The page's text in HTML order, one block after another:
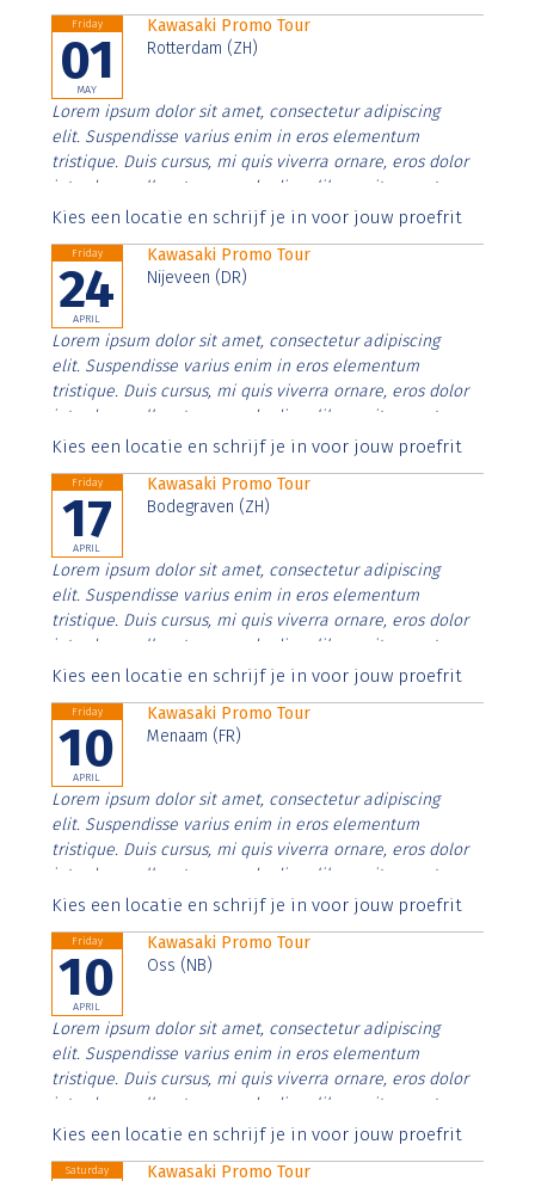
Friday
01
MAY
Kawasaki Promo Tour
Rotterdam (ZH)
Lorem ipsum dolor sit amet, consectetur adipiscing
elit. Suspendisse varius enim in eros elementum
tristique. Duis cursus, mi quis viverra ornare, eros dolor
interdum nulla, ut commodo diam libero vitae erat.
Aenean faucibus nibh et justo cursus id rutrum lorem
Kies een locatie en schrijf je in voor jouw proefrit
Friday
24
APRIL
Kawasaki Promo Tour
Nijeveen (DR)
Lorem ipsum dolor sit amet, consectetur adipiscing
elit. Suspendisse varius enim in eros elementum
tristique. Duis cursus, mi quis viverra ornare, eros dolor
interdum nulla, ut commodo diam libero vitae erat.
Aenean faucibus nibh et justo cursus id rutrum lorem
Kies een locatie en schrijf je in voor jouw proefrit
Friday
17
APRIL
Kawasaki Promo Tour
Bodegraven (ZH)
Lorem ipsum dolor sit amet, consectetur adipiscing
elit. Suspendisse varius enim in eros elementum
tristique. Duis cursus, mi quis viverra ornare, eros dolor
interdum nulla, ut commodo diam libero vitae erat.
Aenean faucibus nibh et justo cursus id rutrum lorem
Kies een locatie en schrijf je in voor jouw proefrit
Friday
10
APRIL
Kawasaki Promo Tour
Menaam (FR)
Lorem ipsum dolor sit amet, consectetur adipiscing
elit. Suspendisse varius enim in eros elementum
tristique. Duis cursus, mi quis viverra ornare, eros dolor
interdum nulla, ut commodo diam libero vitae erat.
Aenean faucibus nibh et justo cursus id rutrum lorem
Kies een locatie en schrijf je in voor jouw proefrit
Friday
10
APRIL
Kawasaki Promo Tour
Oss (NB)
Lorem ipsum dolor sit amet, consectetur adipiscing
elit. Suspendisse varius enim in eros elementum
tristique. Duis cursus, mi quis viverra ornare, eros dolor
interdum nulla, ut commodo diam libero vitae erat.
Aenean faucibus nibh et justo cursus id rutrum lorem
Kies een locatie en schrijf je in voor jouw proefrit
Saturday
Kawasaki Promo Tour